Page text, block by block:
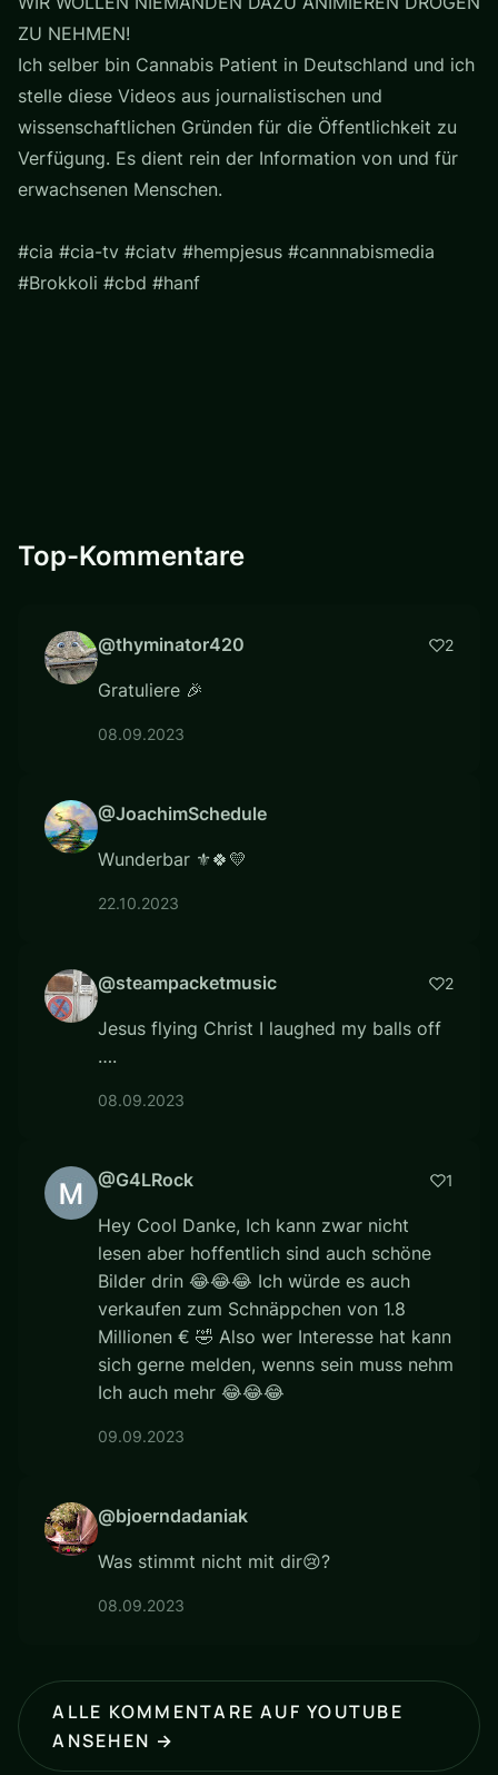
ZU NEHMEN!
Ich selber bin Cannabis Patient in Deutschland und ich
stelle diese Videos aus journalistischen und
wissenschaftlichen Gründen für die Öffentlichkeit zu
Verfügung. Es dient rein der Information von und für
erwachsenen Menschen.
#cia #cia-tv #ciatv #hempjesus #cannnabismedia
#Brokkoli #cbd #hanf
Top-Kommentare
@thyminator420 2
Gratuliere 🎉
08.09.2023
@JoachimSchedule
Wunderbar ⚜️🍀💛
22.10.2023
@steampacketmusic 2
Jesus flying Christ I laughed my balls off
….
08.09.2023
@G4LRock 1
Hey Cool Danke, Ich kann zwar nicht
lesen aber hoffentlich sind auch schöne
Bilder drin 😂😂😂 Ich würde es auch
verkaufen zum Schnäppchen von 1.8
Millionen € 🤣 Also wer Interesse hat kann
sich gerne melden, wenns sein muss nehm
Ich auch mehr 😂😂😂
09.09.2023
@bjoerndadaniak
Was stimmt nicht mit dir😢?
08.09.2023
ALLE KOMMENTARE AUF YOUTUBE
ANSEHEN →